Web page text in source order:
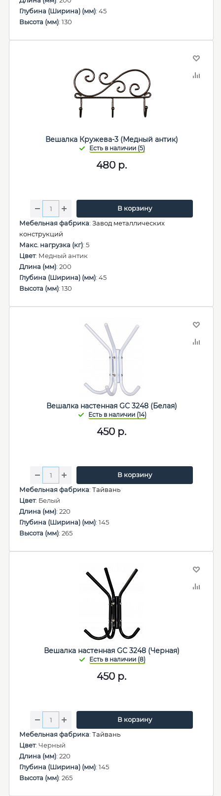
Глубина (Ширина) (мм): 45
Высота (мм): 130
Вешалка Кружева-3 (Медный антик)
480 р.
В корзину
Мебельная фабрика: Завод металлических
конструкций
Макс. нагрузка (кг): 5
Цвет: Медный антик
Длина (мм): 200
Глубина (Ширина) (мм): 45
Высота (мм): 130
Вешалка настенная GC 3248 (Белая)
450 р.
В корзину
Мебельная фабрика: Тайвань
Цвет: Белый
Длина (мм): 220
Глубина (Ширина) (мм): 145
Высота (мм): 265
Вешалка настенная GC 3248 (Черная)
450 р.
В корзину
Мебельная фабрика: Тайвань
Цвет: Черный
Длина (мм): 220
Глубина (Ширина) (мм): 145
Высота (мм): 265